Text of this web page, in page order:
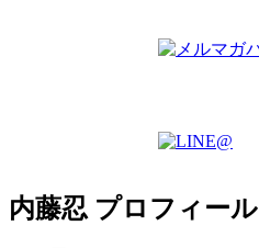
内藤忍 プロフィール